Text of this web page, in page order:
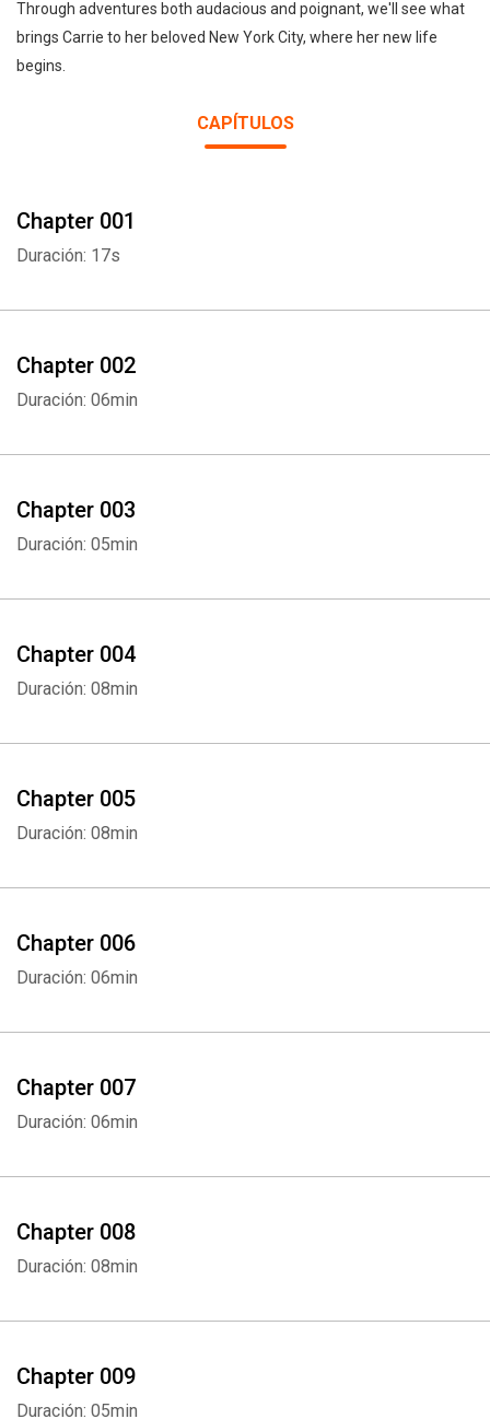
Through adventures both audacious and poignant, we'll see what
brings Carrie to her beloved New York City, where her new life
begins.
CAPÍTULOS
Chapter 001
Duración: 17s
Chapter 002
Duración: 06min
Chapter 003
Duración: 05min
Chapter 004
Duración: 08min
Chapter 005
Duración: 08min
Chapter 006
Duración: 06min
Chapter 007
Duración: 06min
Chapter 008
Duración: 08min
Chapter 009
Duración: 05min